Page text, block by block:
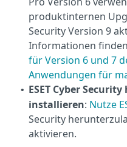
produktinternen
Security Version 9
Informationen
für Version 6 und 7
Anwendungen für
• ESET Cyber
installieren: Nutze
Security
aktivieren.